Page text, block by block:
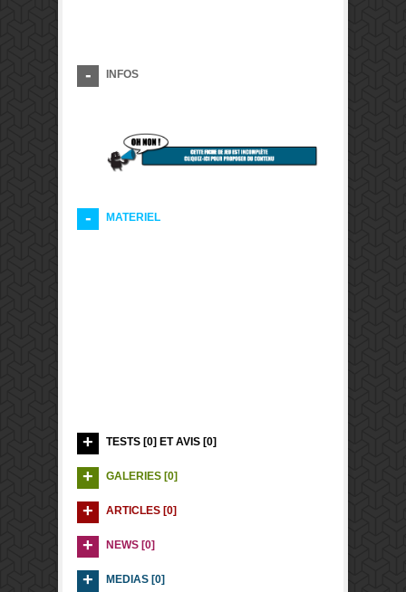
INFOS
MATERIEL
TESTS [0] ET AVIS [0]
GALERIES [0]
ARTICLES [0]
NEWS [0]
MEDIAS [0]